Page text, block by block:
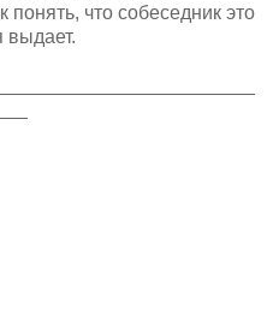
что собеседник это
выдает.